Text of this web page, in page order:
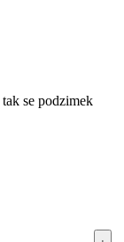
se podzimek